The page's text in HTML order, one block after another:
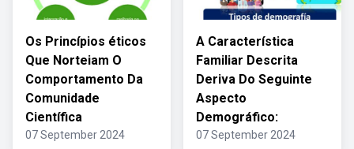
Os Princípios éticos
Que Norteiam O
Comportamento Da
Comunidade
Científica
07 September 2024
A Característica
Familiar Descrita
Deriva Do Seguinte
Aspecto
Demográfico:
07 September 2024